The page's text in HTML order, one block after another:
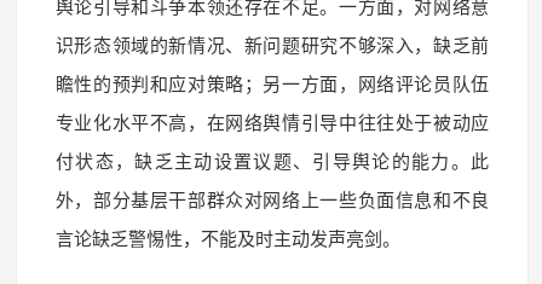
舆论引导和斗争本领还存在不足。一方面，对网络意
识形态领域的新情况、新问题研究不够深入，缺乏前
瞻性的预判和应对策略；另一方面，网络评论员队伍
专业化水平不高，在网络舆情引导中往往处于被动应
付状态，缺乏主动设置议题、引导舆论的能力。此
外，部分基层干部群众对网络上一些负面信息和不良
言论缺乏警惕性，不能及时主动发声亮剑。